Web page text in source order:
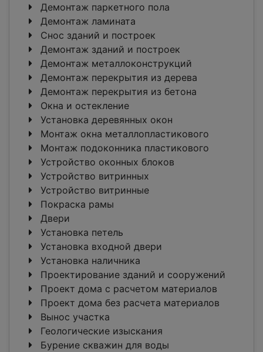
Демонтаж паркетного пола
Демонтаж ламината
Снос зданий и построек
Демонтаж зданий и построек
Демонтаж металлоконструкций
Демонтаж перекрытия из дерева
Демонтаж перекрытия из бетона
Окна и остекление
Установка деревянных окон
Монтаж окна металлопластикового
Монтаж подоконника пластикового
Устройство оконных блоков
Устройство витринных
Устройство витринные
Покраска рамы
Двери
Установка петель
Установка входной двери
Установка наличника
Проектирование зданий и сооружений
Проект дома с расчетом материалов
Проект дома без расчета материалов
Вынос участка
Геологические изыскания
Бурение скважин для воды